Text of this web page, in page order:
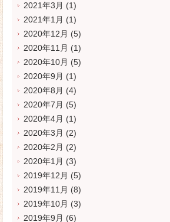
2021年3月 (1)
2021年1月 (1)
2020年12月 (5)
2020年11月 (1)
2020年10月 (5)
2020年9月 (1)
2020年8月 (4)
2020年7月 (5)
2020年4月 (1)
2020年3月 (2)
2020年2月 (2)
2020年1月 (3)
2019年12月 (5)
2019年11月 (8)
2019年10月 (3)
2019年9月 (6)